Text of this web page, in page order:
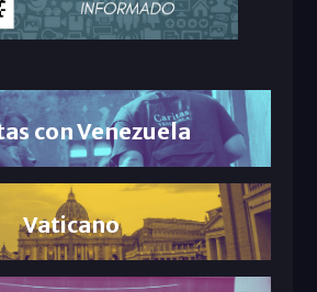
con Venezuela
Vaticano